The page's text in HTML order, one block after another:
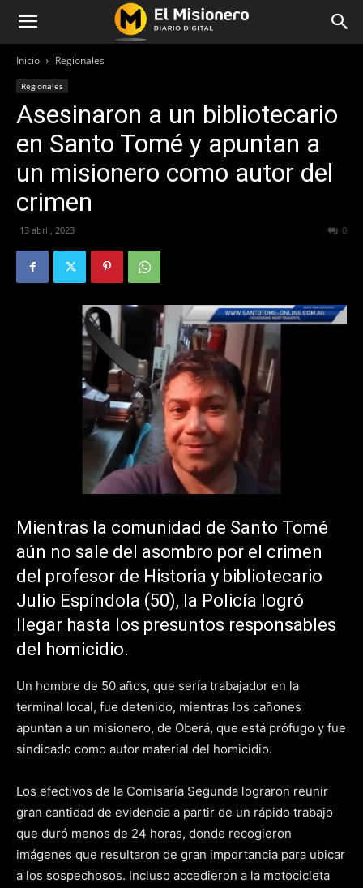
Inicio Regionales
Regionales
Asesinaron a un bibliotecario
en Santo Tomé y apuntan a
un misionero como autor del
crimen
13 abril, 2023 0
Mientras la comunidad de Santo Tomé
aún no sale del asombro por el crimen
del profesor de Historia y bibliotecario
Julio Espíndola (50), la Policía logró
llegar hasta los presuntos responsables
del homicidio.
Un hombre de 50 años, que sería trabajador en la
terminal local, fue detenido, mientras los cañones
apuntan a un misionero, de Oberá, que está prófugo y fue
sindicado como autor material del homicidio.
Los efectivos de la Comisaría Segunda lograron reunir
gran cantidad de evidencia a partir de un rápido trabajo
que duró menos de 24 horas, donde recogieron
imágenes que resultaron de gran importancia para ubicar
a los sospechosos. Incluso accedieron a la motocicleta